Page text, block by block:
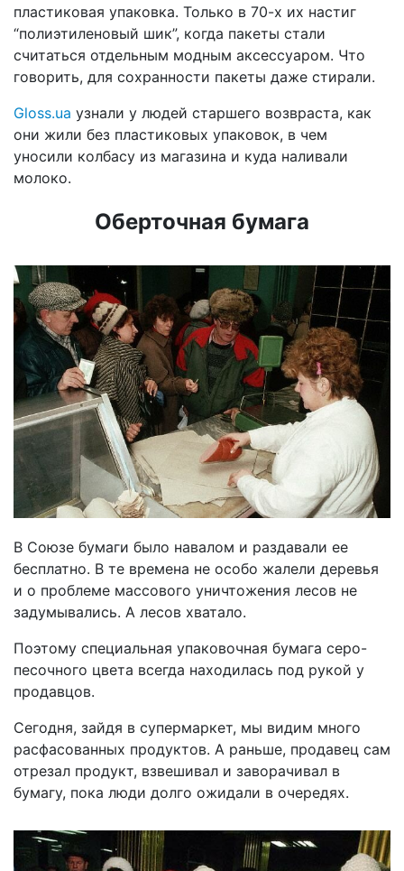
пластиковая упаковка. Только в 70-х их настиг
“полиэтиленовый шик”, когда пакеты стали
считаться отдельным модным аксессуаром. Что
говорить, для сохранности пакеты даже стирали.
Gloss.ua узнали у людей старшего возвраста, как
они жили без пластиковых упаковок, в чем
уносили колбасу из магазина и куда наливали
молоко.
Оберточная бумага
В Союзе бумаги было навалом и раздавали ее
бесплатно. В те времена не особо жалели деревья
и о проблеме массового уничтожения лесов не
задумывались. А лесов хватало.
Поэтому специальная упаковочная бумага серо-
песочного цвета всегда находилась под рукой у
продавцов.
Сегодня, зайдя в супермаркет, мы видим много
расфасованных продуктов. А раньше, продавец сам
отрезал продукт, взвешивал и заворачивал в
бумагу, пока люди долго ожидали в очередях.